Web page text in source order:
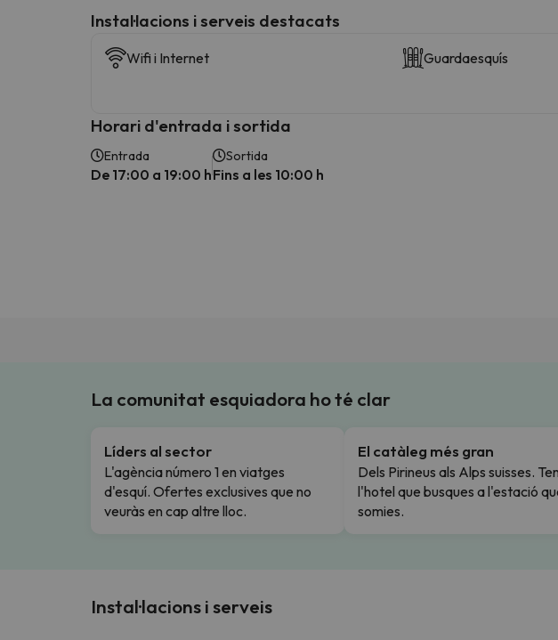
Instal·lacions i serveis destacats
Wifi i Internet Guardaesquís
Horari d'entrada i sortida
Entrada
De 17:00 a 19:00 h
Sortida
Fins a les 10:00 h
La comunitat esquiadora ho té clar
Líders al sector
L'agència número 1 en viatges
d'esquí. Ofertes exclusives que no
veuràs en cap altre lloc.
El catàleg més gran
Dels Pirineus als Alps suisses.
l'hotel que busques a l'estació
somies.
Instal·lacions i serveis